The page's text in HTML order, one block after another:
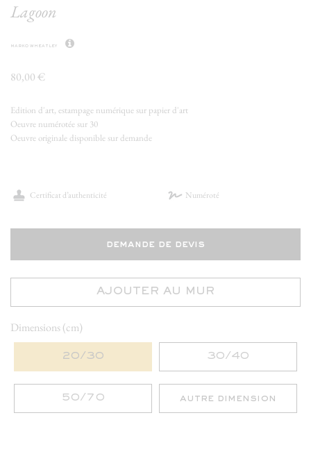
Lagoon
marko wheatley
80,00 €
Edition d'art, estampage numérique sur papier d'art
Oeuvre numérotée sur 30
Oeuvre originale disponible sur demande
Certificat d’authenticité Numéroté
demande de devis
AJOUTER AU MUR
Dimensions (cm)
20/30 30/40
50/70 autre dimension